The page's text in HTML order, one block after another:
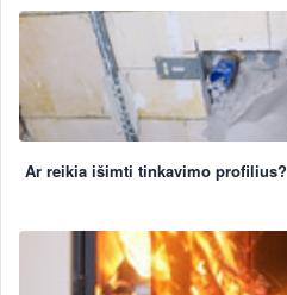
Ar reikia išimti tinkavimo profilius?